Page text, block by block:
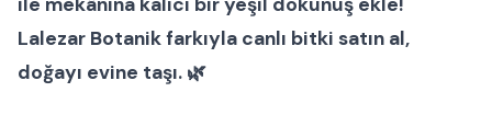
Lalezar Botanikfarkıyla canlı bitki satın al,
doğayı evine taşı. 🌿